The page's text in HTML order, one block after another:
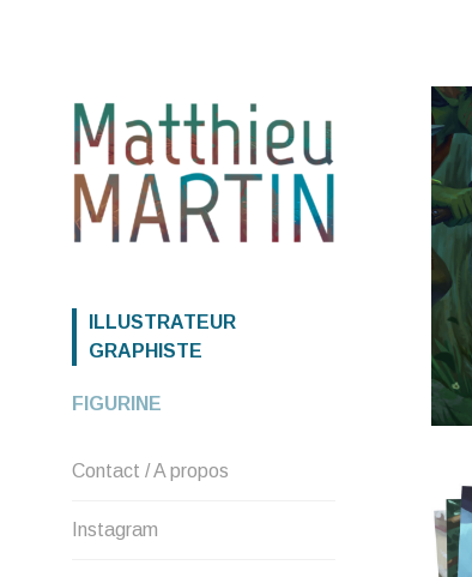
ILLUSTRATEUR
GRAPHISTE
FIGURINE
Contact / A propos
Instagram